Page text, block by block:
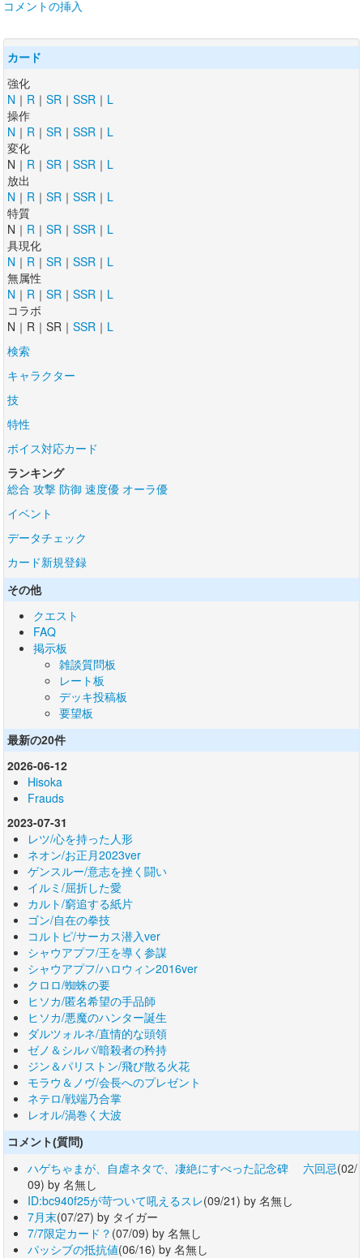
コメントの挿入
カード
強化
N ｜ R ｜ SR ｜ SSR ｜ L
操作
N ｜ R ｜ SR ｜ SSR ｜ L
変化
N｜ R ｜ SR ｜ SSR ｜ L
放出
N ｜ R ｜ SR ｜ SSR ｜ L
特質
N｜ R ｜ SR ｜ SSR ｜ L
具現化
N ｜ R ｜ SR ｜ SSR ｜ L
無属性
N ｜ R ｜ SR ｜ SSR ｜ L
コラボ
N｜R｜SR｜ SSR ｜ L
検索
キャラクター
技
特性
ボイス対応カード
ランキング
総合 攻撃 防御 速度優 オーラ優
イベント
データチェック
カード新規登録
その他
クエスト
FAQ
掲示板
雑談質問板
レート板
デッキ投稿板
要望板
最新の20件
2026-06-12
Hisoka
Frauds
2023-07-31
レツ/心を持った人形
ネオン/お正月2023ver
ゲンスルー/意志を挫く闘い
イルミ/屈折した愛
カルト/窮追する紙片
ゴン/自在の拳技
コルトピ/サーカス潜入ver
シャウアプフ/王を導く参謀
シャウアプフ/ハロウィン2016ver
クロロ/蜘蛛の要
ヒソカ/匿名希望の手品師
ヒソカ/悪魔のハンター誕生
ダルツォルネ/直情的な頭領
ゼノ＆シルバ/暗殺者の矜持
ジン＆パリストン/飛び散る火花
モラウ＆ノヴ/会長へのプレゼント
ネテロ/戦端乃合掌
レオル/渦巻く大波
コメント(質問)
ハゲちゃまが、自虐ネタで、凄絶にすべった記念碑 六回忌(02/
09) by 名無し
ID:bc940f25が苛ついて吼えるスレ(09/21) by 名無し
7月末(07/27) by タイガー
7/7限定カード？ (07/09) by 名無し
パッシブの抵抗値(06/16) by 名無し